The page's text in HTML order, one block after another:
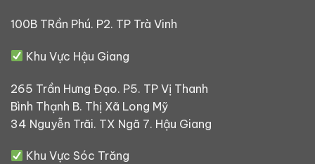
100B TRần Phú. P2. TP Trà Vinh
Khu Vực Hậu Giang
265 Trần Hưng Đạo. P5. TP Vị Thanh
Bình Thạnh B. Thị Xã Long Mỹ
34 Nguyễn Trãi. TX Ngã 7. Hậu Giang
Khu Vực Sóc Trăng